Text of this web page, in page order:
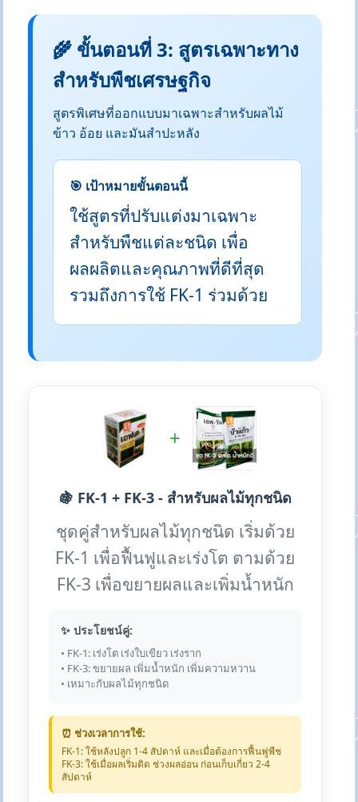
🌾 ขั้นตอนที่ 3: สูตรเฉพาะทาง
สำหรับพืชเศรษฐกิจ
สูตรพิเศษที่ออกแบบมาเฉพาะสำหรับผลไม้
ข้าว อ้อย และมันสำปะหลัง
🎯 เป้าหมายขั้นตอนนี้
ใช้สูตรที่ปรับแต่งมาเฉพาะ
สำหรับพืชแต่ละชนิด เพื่อ
ผลผลิตและคุณภาพที่ดีที่สุด
รวมถึงการใช้ FK-1 ร่วมด้วย
+
🍇 FK-1 + FK-3 - สำหรับผลไม้ทุกชนิด
ชุดคู่สำหรับผลไม้ทุกชนิด เริ่มด้วย
FK-1 เพื่อฟื้นฟูและเร่งโต ตามด้วย
FK-3 เพื่อขยายผลและเพิ่มน้ำหนัก
✨ ประโยชน์คู่:
• FK-1: เร่งโต เร่งใบเขียว เร่งราก
• FK-3: ขยายผล เพิ่มน้ำหนัก เพิ่มความหวาน
• เหมาะกับผลไม้ทุกชนิด
⏰ ช่วงเวลาการใช้:
FK-1: ใช้หลังปลูก 1-4 สัปดาห์ และเมื่อต้องการฟื้นฟูพืช
FK-3: ใช้เมื่อผลเริ่มติด ช่วงผลอ่อน ก่อนเก็บเกี่ยว 2-4
สัปดาห์